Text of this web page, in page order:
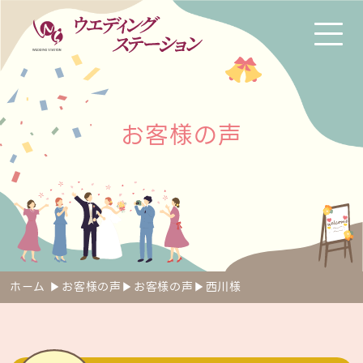
お客様の声
ホーム ▶︎ お客様の声▶︎ お客様の声▶︎西川様